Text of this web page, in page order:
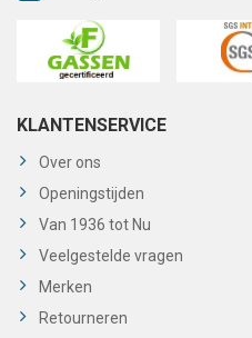
KLANTENSERVICE
Over ons
Openingstijden
Van 1936 tot Nu
Veelgestelde vragen
Merken
Retourneren